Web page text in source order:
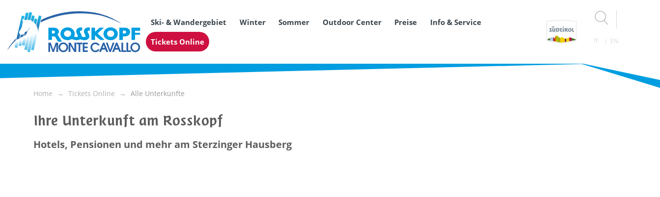
Ski- & Wandergebiet Winter Sommer Outdoor Center Preise
Info & Service
Tickets Online
IT EN
Home Tickets Online Alle Unterkünfte
Ihre Unterkunft am Rosskopf
Hotels, Pensionen und mehr am Sterzinger Hausberg